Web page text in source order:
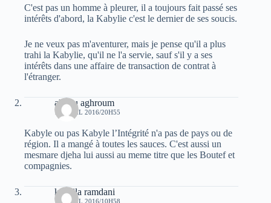
C'est pas un homme à pleurer, il a toujours fait passé ses
intérêts d'abord, la Kabylie c'est le dernier de ses soucis.
Je ne veux pas m'aventurer, mais je pense qu'il a plus
trahi la Kabylie, qu'il ne l'a servie, sauf s'il y a ses
intérêts dans une affaire de transaction de contrat à
l'étranger.
allilou aghroum
10 AVRIL 2016/20H55
Kabyle ou pas Kabyle l’Intégrité n'a pas de pays ou de
région. Il a mangé à toutes les sauces. C'est aussi un
mesmare djeha lui aussi au meme titre que les Boutef et
compagnies.
koceila ramdani
11 AVRIL 2016/10H58